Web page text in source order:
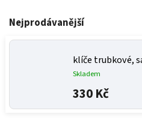
Nejprodávanější
klíče trubkové,
Skladem
330 Kč